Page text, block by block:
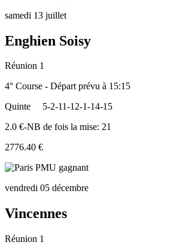
samedi 13 juillet
Enghien Soisy
Réunion 1
4° Course - Départ prévu à 15:15
Quinte
5-2-11-12-1-14-15
2.0 €-NB de fois la mise: 21
2776.40 €
vendredi 05 décembre
Vincennes
Réunion 1